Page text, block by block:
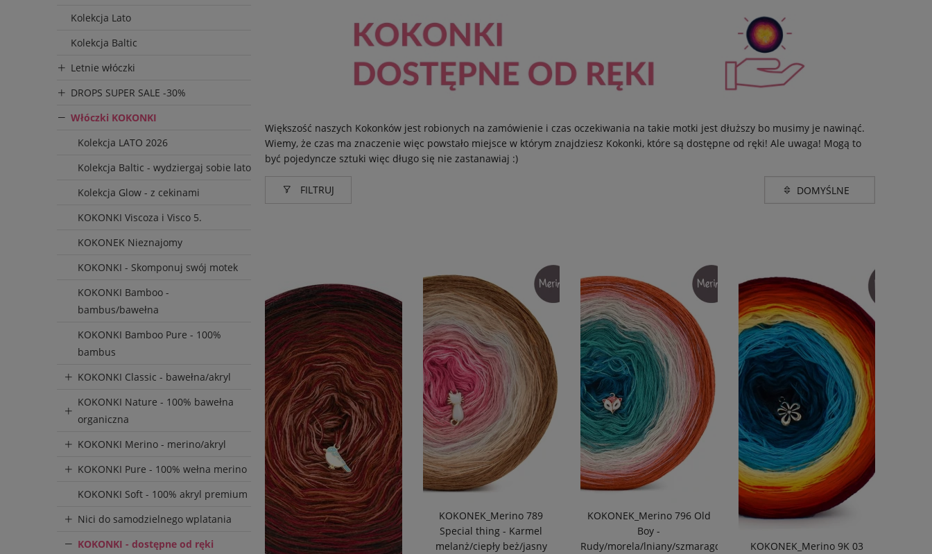
Kolekcja Lato
Kolekcja Baltic
Letnie włóczki
DROPS SUPER SALE -30%
Włóczki KOKONKI
Kolekcja LATO 2026
Kolekcja Baltic - wydziergaj sobie lato
Kolekcja Glow - z cekinami
KOKONKI Viscoza i Visco 5.
KOKONEK Nieznajomy
KOKONKI - Skomponuj swój motek
KOKONKI Bamboo -
bambus/bawełna
KOKONKI Bamboo Pure - 100%
bambus
KOKONKI Classic - bawełna/akryl
KOKONKI Nature - 100% bawełna
organiczna
KOKONKI Merino - merino/akryl
KOKONKI Pure - 100% wełna merino
KOKONKI Soft - 100% akryl premium
Nici do samodzielnego wplatania
KOKONKI - dostępne od ręki
Większość naszych Kokonków jest robionych na zamówienie i czas oczekiwania na takie motki jest dłuższy bo musimy je nawinąć.
Wiemy, że czas ma znaczenie więc powstało miejsce w którym znajdziesz Kokonki, które są dostępne od ręki! Ale uwaga! Mogą to
być pojedyncze sztuki więc długo się nie zastanawiaj :)
FILTRUJ
do 5 dni rob. - motki
kręcimy na zamówienie
(2)
FILTRUJ
KOKONEK_Merino 789
Special thing - Karmel
melanż/ciepły beż/jasny
KOKONEK_Merino 796 Old
Boy -
Rudy/morela/lniany/szmaragd/petrolKOKONEK_Merino 9K 03